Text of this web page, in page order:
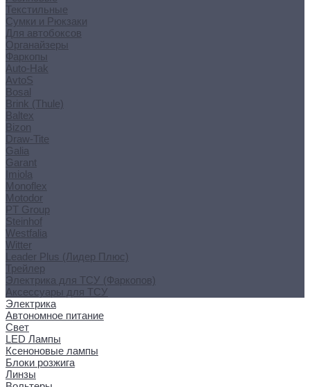
Текстильные
Сумки и Рюкзаки
Для автобоксов
Органайзеры
Фаркопы
Auto-Hak
AvtoS
Bosal
Brink (Thule)
Baltex
Bizon
Draw-Tite
Galia
Garant
Imiola
Monoflex
Motodor
PT Group
Steinhof
Westfalia
Witter
Leader Plus (Лидер Плюс)
Трейлер
Электрика для ТСУ (Фаркопов)
Аксессуары для ТСУ
Электрика
Автономное питание
Свет
LED Лампы
Ксеноновые лампы
Блоки розжига
Линзы